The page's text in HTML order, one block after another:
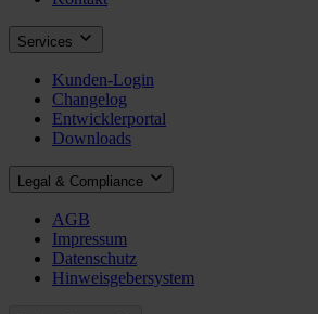
Services
Kunden-Login
Changelog
Entwicklerportal
Downloads
Legal & Compliance
AGB
Impressum
Datenschutz
Hinweisgebersystem